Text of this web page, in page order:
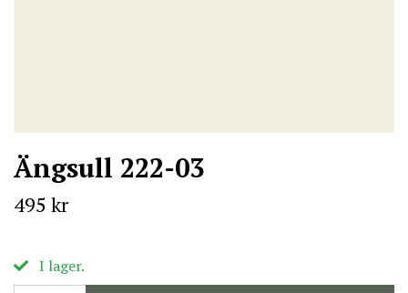
Ängsull 222-03
495 kr
I lager.